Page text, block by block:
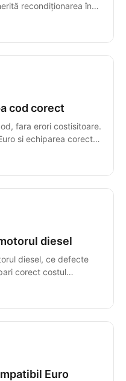
recondiționarea în
cod corect
fara erori costisitoare.
si echiparea corecta
diesel
diesel, ce defecte
corect costul
Euro